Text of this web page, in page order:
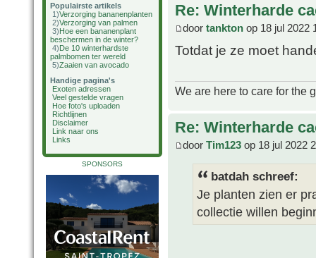
Populairste artikels
1)Verzorging bananenplanten
2)Verzorging van palmen
3)Hoe een bananenplant
beschermen in de winter?
4)De 10 winterhardste
palmbomen ter wereld
5)Zaaien van avocado
Handige pagina's
Exoten adressen
Veel gestelde vragen
Hoe foto's uploaden
Richtlijnen
Disclaimer
Link naar ons
Links
SPONSORS
Re: Winterharde
door tankton op 18 jul 2022
Totdat je ze moet
We are here to care for the
Re: Winterharde
door Tim123 op 18 jul 2022
batdah schreef:
Je planten zien er
collectie willen